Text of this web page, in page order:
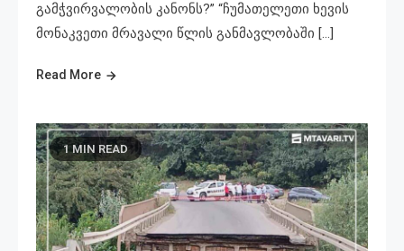
გამჭვირვალობის კანონს?” “ჩუმათელეთი ხევის
მონაკვეთი მრავალი წლის განმავლობაში […]
Read More
1 MIN READ